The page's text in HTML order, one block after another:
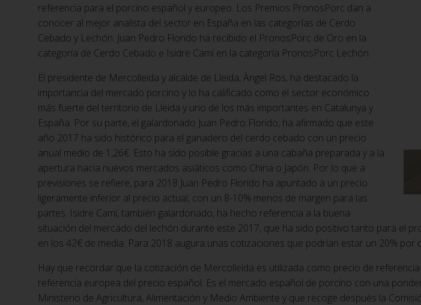
referencia para el porcino español y europeo. Los Premios PronosPorc dan a
conocer al mejor analista del sector en España en las categorías de Cerdo
Cebado y Lechón. Juan Pedro Florido ha recibido el PronosPorc de Oro en la
categoría de Cerdo Cebado e Isidre Camí en la categoría PronosPorc Lechón.
El presidente de Mercolleida y alcalde de Lleida, Àngel Ros, ha destacado la
importancia del mercado porcino y lo ha calificado como el sector económico
más fuerte del territorio de Lleida y uno de los más importantes en Catalunya y
España. Por su parte, el galardonado Juan Pedro Florido, ha afirmado que este
año 2017 ha sido histórico para el ganadero del cerdo cebado con un precio
anual medio de 1,26€. Esto ha sido posible gracias a una cabaña preparada y a la
apertura hacia nuevos mercados asiáticos como China o Japón. Por lo que a
previsiones se refiere, para 2018 Juan Pedro Florido ha apuntado a un precio
ligeramente inferior al precio actual, con un 8-10% menos de margen para las
partes. Isidre Camí, también galardonado, ha hecho referencia a la buena
situación del mercado del lechón durante este 2017, que ha sido positivo tanto para el
en los 42€ de media. Para 2018 augura unas cotizaciones que podrían estar un 20% por
Hay que recordar que la cotización de Mercolleida es utilizada como precio de
referencia europea del precio español. Es el mercado español de porcino con una
Ministerio de Agricultura, Alimentación y Medio Ambiente y que recoge después la